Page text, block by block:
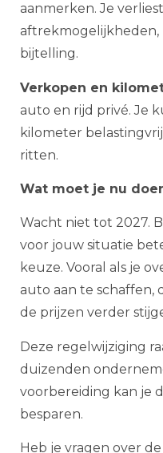
aanmerken. Je
aftrekmogelijkheden,
bijtelling.
Verkopen en
auto en rijd privé. Je
kilometer
ritten.
Wat moet je nu
Wacht niet tot 2027.
voor jouw situatie
keuze. Vooral als je
auto aan te schaffen,
de prijzen verder
Deze regelwijziging
duizenden
voorbereiding kan je
besparen.
Heb je vragen over